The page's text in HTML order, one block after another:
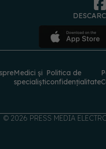
Politica de
confidențialitate
© 2026 PRESS MEDIA